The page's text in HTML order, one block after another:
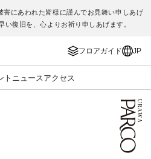
害にあわれた皆様に謹んでお見舞い申しあげ
い復旧を、心よりお祈り申しあげます。
フロアガイド JP
ト ニュース アクセス